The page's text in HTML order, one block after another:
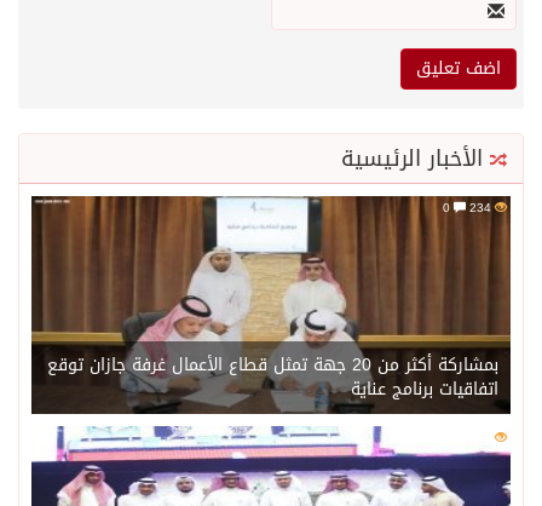
الأخبار الرئيسية
234
بمشاركة أكثر من 20 جهة تمثل قطاع الأعمال غرفة جازان توقع
اتفاقيات برنامج عناية
217